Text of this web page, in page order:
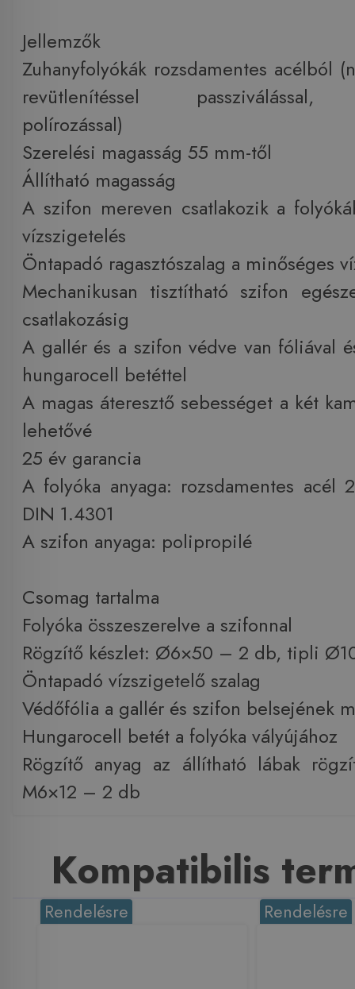
Jellemzők
Zuhanyfolyókák rozsdamentes acélból
revütlenítéssel passziválással,
polírozással)
Szerelési magasság 55 mm-től
Állítható magasság
A szifon mereven csatlakozik a
vízszigetelés
Öntapadó ragasztószalag a minőséges
Mechanikusan tisztítható szifon
csatlakozásig
A gallér és a szifon védve van fóliával
hungarocell betéttel
A magas áteresztő sebességet a két
lehetővé
25 év garancia
A folyóka anyaga: rozsdamentes acél
DIN 1.4301
A szifon anyaga: polipropilé
Csomag tartalma
Folyóka összeszerelve a szifonnal
Rögzítő készlet: Ø6×50 – 2 db, tipli
Öntapadó vízszigetelő szalag
Védőfólia a gallér és szifon belsejének
Hungarocell betét a folyóka vályújához
Rögzítő anyag az állítható lábak
M6×12 – 2 db
Kompatibilis
Rendelésre Rendelésre